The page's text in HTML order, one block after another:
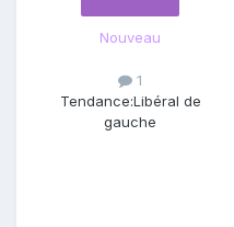
Nouveau
1
Tendance:Libéral de
gauche